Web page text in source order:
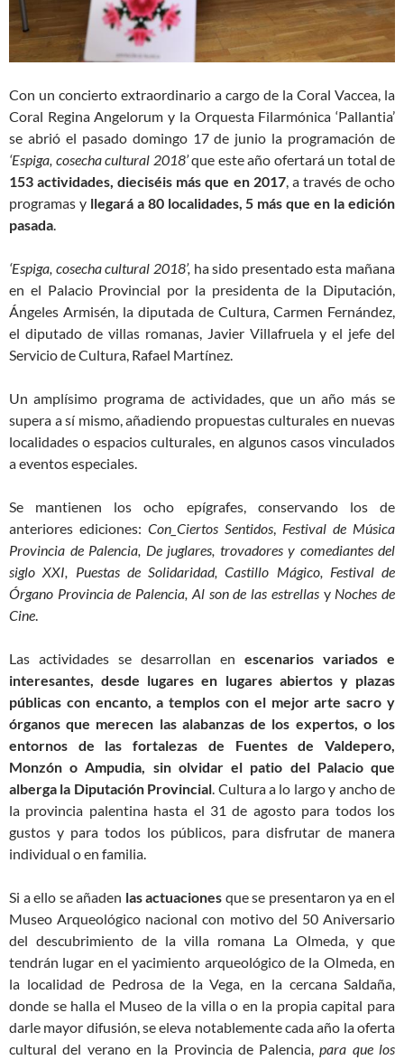
Con un concierto extraordinario a cargo de la Coral Vaccea, la
Coral Regina Angelorum y la Orquesta Filarmónica ‘Pallantia’
se abrió el pasado domingo 17 de junio la programación de
‘Espiga, cosecha cultural 2018’que este año ofertará un total de
153 actividades, dieciséis más que en 2017, a través de ocho
programas y llegará a 80 localidades, 5 más que en la edición
pasada
‘Espiga, cosecha cultural 2018’, ha sido presentado esta mañana
en el Palacio Provincial por la presidenta de la Diputación,
Ángeles Armisén, la diputada de Cultura, Carmen Fernández,
el diputado de villas romanas, Javier Villafruela y el jefe del
Servicio de Cultura, Rafael Martínez.
Un amplísimo programa de actividades, que un año más se
supera a sí mismo, añadiendo propuestas culturales en nuevas
localidades o espacios culturales, en algunos casos vinculados
a eventos especiales.
Se mantienen los ocho epígrafes, conservando los de
anteriores ediciones: Con_Ciertos Sentidos Festival de Música
Provincia de Palencia, De juglares, trovadores y comediantes del
siglo XXI, Puestas de Solidaridad, Castillo Mágico, Festival de
Órgano Provincia de Palencia, Al son de las estrellas yNoches de
Cine
Las actividades se desarrollan en escenarios variados e
interesantes, desde lugares en lugares abiertos y plazas
públicas con encanto, a templos con el mejor arte sacro y
órganos que merecen las alabanzas de los expertos, o los
entornos de las fortalezas de Fuentes de Valdepero,
Monzón o Ampudia, sin olvidar el patio del Palacio que
alberga la Diputación Provincial . Cultura a lo largo y ancho de
la provincia palentina hasta el 31 de agosto para todos los
gustos y para todos los públicos, para disfrutar de manera
individual o en familia.
Si a ello se añaden las actuaciones que se presentaron ya en el
Museo Arqueológico nacional con motivo del 50 Aniversario
del descubrimiento de la villa romana La Olmeda, y que
tendrán lugar en el yacimiento arqueológico de la Olmeda, en
la localidad de Pedrosa de la Vega, en la cercana Saldaña,
donde se halla el Museo de la villa o en la propia capital para
darle mayor difusión, se eleva notablemente cada año la oferta
cultural del verano en la Provincia de Palencia,para que los